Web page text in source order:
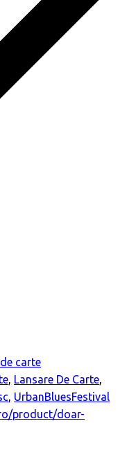
carte
, Lansare De Carte,
, UrbanBluesFestival
product/doar-